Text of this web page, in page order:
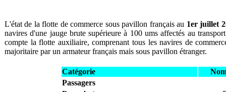
L'état de la flotte de commerce sous pavillon français au 1er juillet
navires d'une jauge brute supérieure à 100 ums affectés au
compte la flotte auxiliaire, comprenant tous les navires de
majoritaire par un armateur français mais sous pavillon étranger.
Catégorie
Passagers